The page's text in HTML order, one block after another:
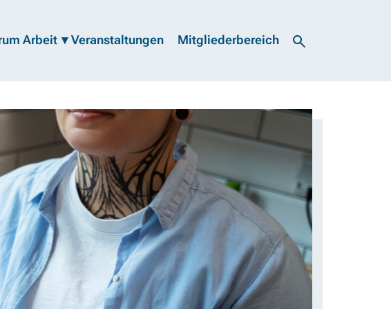
Arbeit Veranstaltungen Mitgliederbereich